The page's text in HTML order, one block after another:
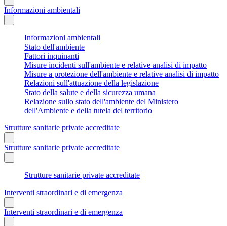
Informazioni ambientali
Informazioni ambientali
Stato dell'ambiente
Fattori inquinanti
Misure incidenti sull'ambiente e relative analisi di impatto
Misure a protezione dell'ambiente e relative analisi di impatto
Relazioni sull'attuazione della legislazione
Stato della salute e della sicurezza umana
Relazione sullo stato dell'ambiente del Ministero
dell'Ambiente e della tutela del territorio
Strutture sanitarie private accreditate
Strutture sanitarie private accreditate
Strutture sanitarie private accreditate
Interventi straordinari e di emergenza
Interventi straordinari e di emergenza